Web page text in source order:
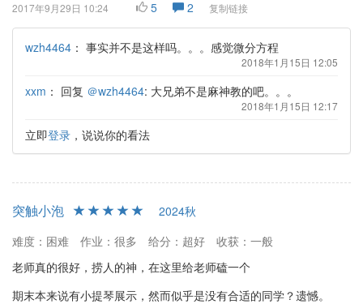
2017年9月29日 10:24 5 2 复制链接
wzh4464 ： 事实并不是这样吗。。。感觉微分方程
2018年1月15日 12:05
xxm ： 回复 ＠wzh4464: 大兄弟不是麻神教的吧。。。
2018年1月15日 12:17
立即登录 ，说说你的看法
突触小泡
2024秋
难度：困难
作业：很多 给分：超好
收获：一般
老师真的很好，捞人的神，在这里给老师磕一个
期末本来说有小提琴展示，然而似乎是没有合适的同学？遗憾。